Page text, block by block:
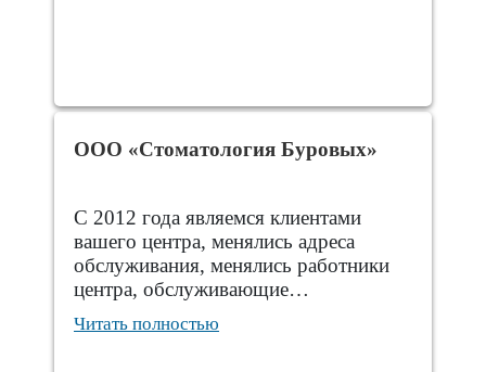
ООО «Стоматология Буровых»
С 2012 года являемся клиентами
вашего центра, менялись адреса
обслуживания, менялись работники
центра, обслуживающие…
Читать полностью